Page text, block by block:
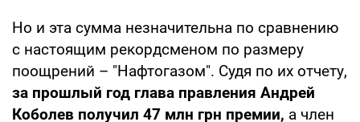
Но и эта сумма незначительна по сравнению
с настоящим рекордсменом по размеру
поощрений – "Нафтогазом". Судя по их отчету,
за прошлый год глава правления Андрей
Коболев получил 47 млн грн премии, а член